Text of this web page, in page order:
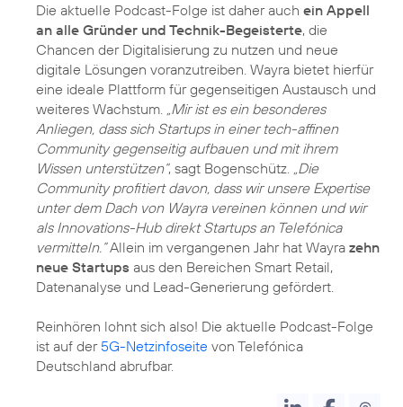
Die aktuelle Podcast-Folge ist daher auch ein Appell
an alle Gründer und Technik-Begeisterte, die
Chancen der Digitalisierung zu nutzen und neue
digitale Lösungen voranzutreiben. Wayra bietet hierfür
eine ideale Plattform für gegenseitigen Austausch und
weiteres Wachstum. „Mir ist es ein besonderes
Anliegen, dass sich Startups in einer tech-affinen
Community gegenseitig aufbauen und mit ihrem
Wissen unterstützen“, sagt Bogenschütz. „Die
Community profitiert davon, dass wir unsere Expertise
unter dem Dach von Wayra vereinen können und wir
als Innovations-Hub direkt Startups an Telefónica
vermitteln.“Allein im vergangenen Jahr hat Wayra zehn
neue Startups aus den Bereichen Smart Retail,
Datenanalyse und Lead-Generierung gefördert.
Reinhören lohnt sich also! Die aktuelle Podcast-Folge
ist auf der 5G-Netzinfoseite von Telefónica
Deutschland abrufbar.